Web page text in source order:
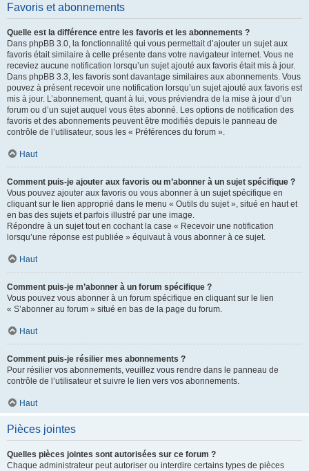
Favoris et abonnements
Quelle est la différence entre les favoris et les abonnements ?
Dans phpBB 3.0, la fonctionnalité qui vous permettait d’ajouter un sujet aux
favoris était similaire à celle présente dans votre navigateur internet. Vous ne
receviez aucune notification lorsqu’un sujet ajouté aux favoris était mis à jour.
Dans phpBB 3.3, les favoris sont davantage similaires aux abonnements. Vous
pouvez à présent recevoir une notification lorsqu’un sujet ajouté aux favoris est
mis à jour. L’abonnement, quant à lui, vous préviendra de la mise à jour d’un
forum ou d’un sujet auquel vous êtes abonné. Les options de notification des
favoris et des abonnements peuvent être modifiés depuis le panneau de
contrôle de l’utilisateur, sous les « Préférences du forum ».
Haut
Comment puis-je ajouter aux favoris ou m’abonner à un sujet spécifique ?
Vous pouvez ajouter aux favoris ou vous abonner à un sujet spécifique en
cliquant sur le lien approprié dans le menu « Outils du sujet », situé en haut et
en bas des sujets et parfois illustré par une image.
Répondre à un sujet tout en cochant la case « Recevoir une notification
lorsqu’une réponse est publiée » équivaut à vous abonner à ce sujet.
Haut
Comment puis-je m’abonner à un forum spécifique ?
Vous pouvez vous abonner à un forum spécifique en cliquant sur le lien
« S’abonner au forum » situé en bas de la page du forum.
Haut
Comment puis-je résilier mes abonnements ?
Pour résilier vos abonnements, veuillez vous rendre dans le panneau de
contrôle de l’utilisateur et suivre le lien vers vos abonnements.
Haut
Pièces jointes
Quelles pièces jointes sont autorisées sur ce forum ?
Chaque administrateur peut autoriser ou interdire certains types de pièces